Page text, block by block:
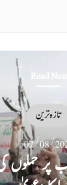
Read Next
تازہ ترین
07/08/
ماں